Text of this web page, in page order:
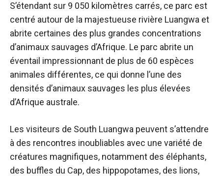
S’étendant sur 9 050 kilomètres carrés, ce parc est
centré autour de la majestueuse rivière Luangwa et
abrite certaines des plus grandes concentrations
d’animaux sauvages d’Afrique. Le parc abrite un
éventail impressionnant de plus de 60 espèces
animales différentes, ce qui donne l’une des
densités d’animaux sauvages les plus élevées
d’Afrique australe.
Les visiteurs de South Luangwa peuvent s’attendre
à des rencontres inoubliables avec une variété de
créatures magnifiques, notamment des éléphants,
des buffles du Cap, des hippopotames, des lions,